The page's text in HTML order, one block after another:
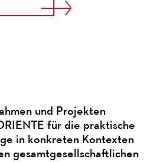
und Projekten
für die praktische
in konkreten Kontexten
gesamtgesellschaftlichen